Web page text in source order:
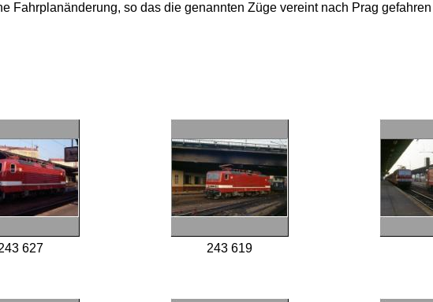
Fahrplanänderung, so das die genannten Züge vereint nach Prag
627 243 619